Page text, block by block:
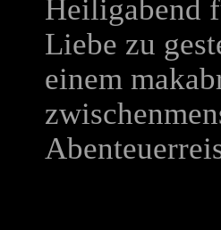
Heiligabend
Liebe zu
einem